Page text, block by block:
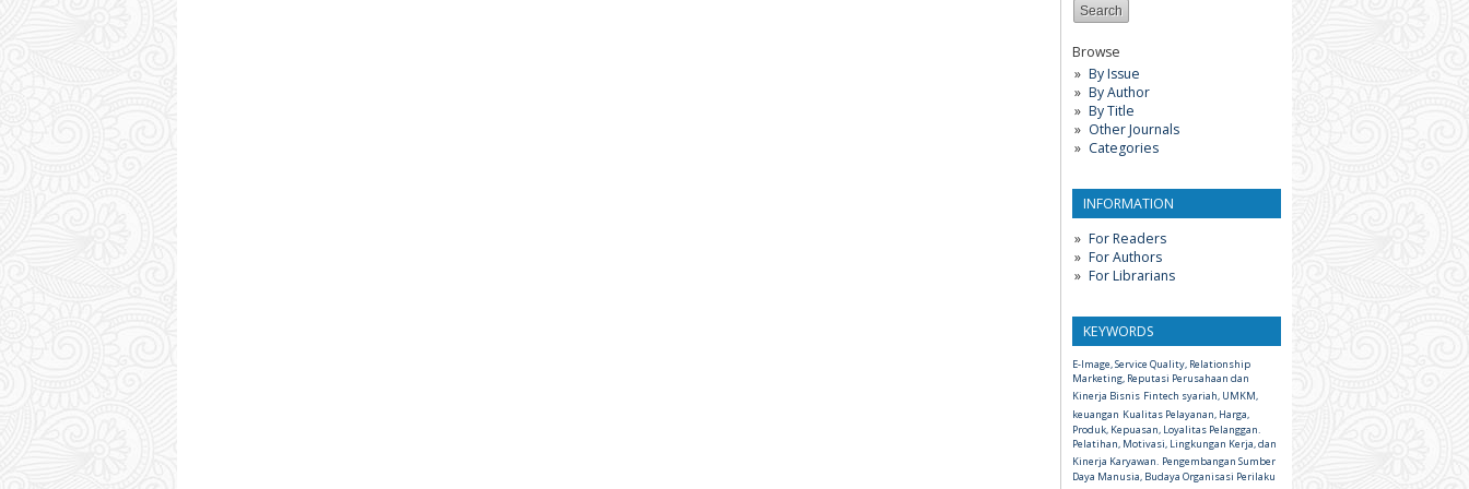
Browse
By Issue
By Author
By Title
Other Journals
Categories
INFORMATION
For Readers
For Authors
For Librarians
KEYWORDS
E-Image, Service Quality, Relationship
Marketing, Reputasi Perusahaan dan
Kinerja Bisnis Fintech syariah, UMKM,
keuangan Kualitas Pelayanan, Harga,
Produk, Kepuasan, Loyalitas Pelanggan.
Pelatihan, Motivasi, Lingkungan Kerja, dan
Kinerja Karyawan. Pengembangan Sumber
Daya Manusia, Budaya Organisasi Perilaku